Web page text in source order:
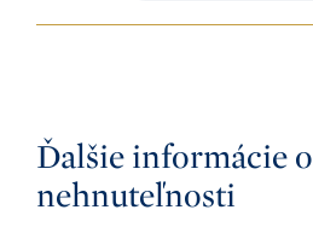
Ďalšie informácie o
nehnuteľnosti